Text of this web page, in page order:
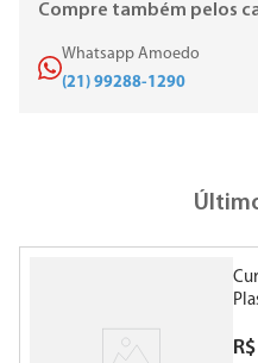
Compre também pelos
Whatsapp Amoedo
(21) 99288-1290
R$